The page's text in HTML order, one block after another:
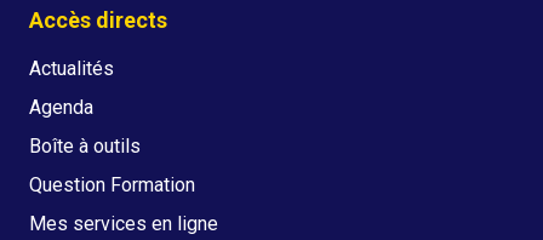
Accès directs
Actualités
Agenda
Boîte à outils
Question Formation
Mes services en ligne